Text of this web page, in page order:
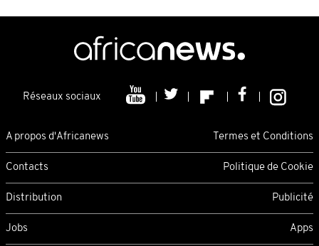
Réseaux sociaux
A propos d'Africanews Termes et Conditions
Contacts Politique de Cookie
Distribution Publicité
Jobs Apps